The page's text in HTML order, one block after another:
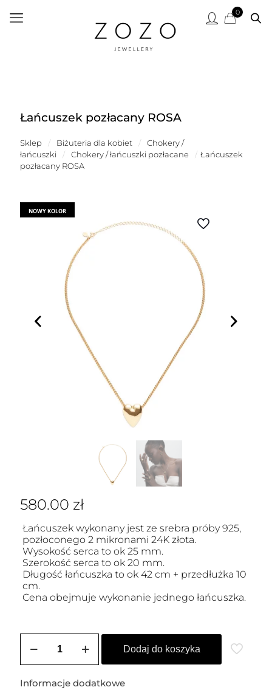
0
Łańcuszek pozłacany ROSA
Sklep / Biżuteria dla kobiet /
Chokery /
łańcuszki
/ Chokery / łańcuszki pozłacane / Łańcuszek
pozłacany ROSA
NOWY KOLOR
580.00 zł
Łańcuszek wykonany jest ze srebra próby 925,
pozłoconego 2 mikronami 24K złota.
Wysokość serca to ok 25 mm.
Szerokość serca to ok 20 mm.
Długość łańcuszka to ok 42 cm + przedłużka 10
cm.
Cena obejmuje wykonanie jednego łańcuszka.
Łańcuszek
Dodaj do koszyka
Informacje dodatkowe